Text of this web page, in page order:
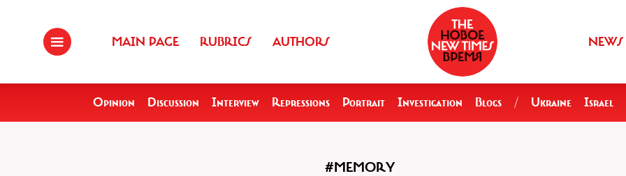
MAIN PAGE RUBRICS AUTHORS NEWS
Opinion Discussion Interview Repressions Portrait Investigation Blogs / Ukraine Israel
#MEMORY